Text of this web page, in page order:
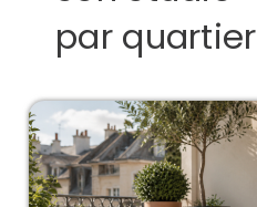
par quartier